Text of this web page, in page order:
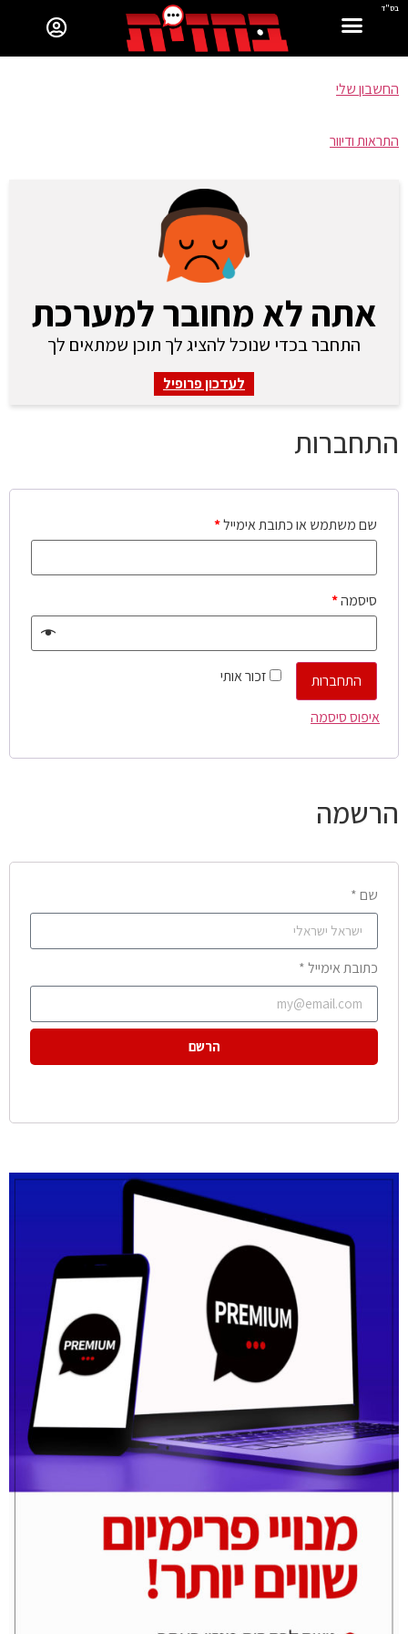
בס"ד
החשבון שלי
התראות ודיוור
אתה לא מחובר למערכת
התחבר בכדי שנוכל להציג לך תוכן שמתאים לך
לעדכון פרופיל
התחברות
שם משתמש או כתובת אימייל*
סיסמה*
זכור אותי
התחברות
איפוס סיסמה
הרשמה
שם *
כתובת אימייל *
הרשם